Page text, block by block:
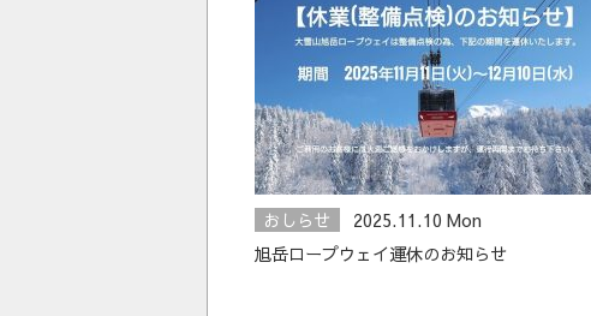
おしらせ
2025.11.10 Mon
旭岳ロープウェイ運休のお知らせ